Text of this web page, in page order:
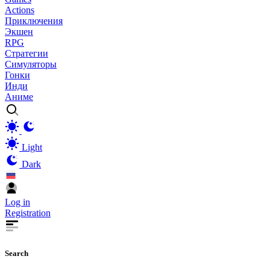
Actions
Приключения
Экшен
RPG
Стратегии
Симуляторы
Гонки
Инди
Аниме
Light
Dark
Log in
Registration
Search